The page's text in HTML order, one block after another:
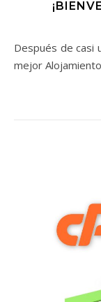
Después de casi un año de desarrollo, la nueva versión del
mejor